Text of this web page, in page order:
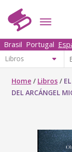
Brasil Portugal
Home / Libros /
DEL ARCÁNGEL